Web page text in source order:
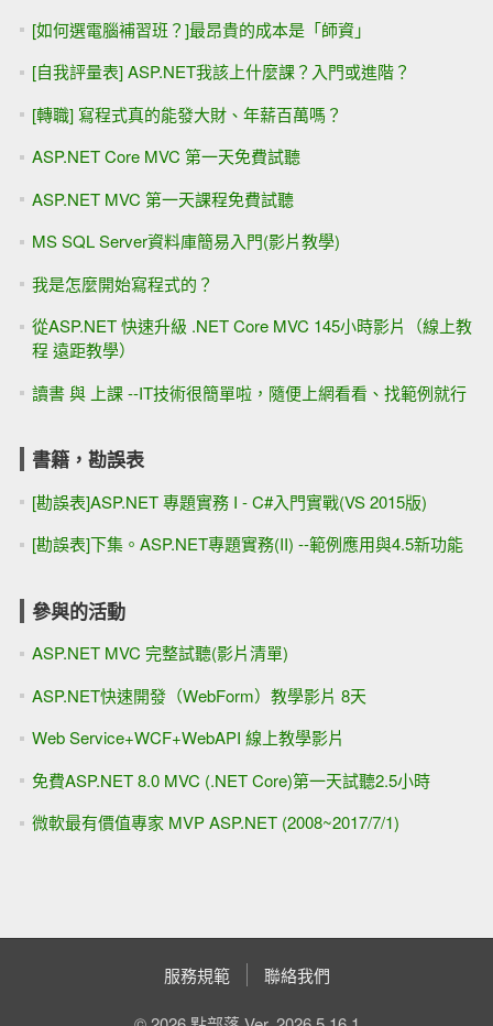
[如何選電腦補習班？]最昂貴的成本是「師資」
[自我評量表] ASP.NET我該上什麼課？入門或進階？
[轉職] 寫程式真的能發大財、年薪百萬嗎？
ASP.NET Core MVC 第一天免費試聽
ASP.NET MVC 第一天課程免費試聽
MS SQL Server資料庫簡易入門(影片教學)
我是怎麼開始寫程式的？
從ASP.NET 快速升級 .NET Core MVC 145小時影片（線上教
程 遠距教學）
讀書 與 上課 --IT技術很簡單啦，隨便上網看看、找範例就行
書籍，勘誤表
[勘誤表]ASP.NET 專題實務 I - C#入門實戰(VS 2015版)
[勘誤表]下集。ASP.NET專題實務(II) --範例應用與4.5新功能
參與的活動
ASP.NET MVC 完整試聽(影片清單)
ASP.NET快速開發（WebForm）教學影片 8天
Web Service+WCF+WebAPI 線上教學影片
免費ASP.NET 8.0 MVC (.NET Core)第一天試聽2.5小時
微軟最有價值專家 MVP ASP.NET (2008~2017/7/1)
服務規範 聯絡我們